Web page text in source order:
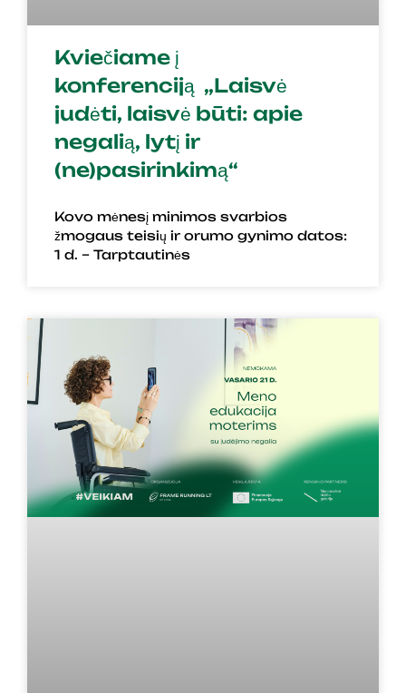
Kviečiame į
konferenciją „Laisvė
judėti, laisvė būti: apie
negalią, lytį ir
(ne)pasirinkimą“
Kovo mėnesį minimos svarbios
žmogaus teisių ir orumo gynimo datos:
1 d. – Tarptautinės